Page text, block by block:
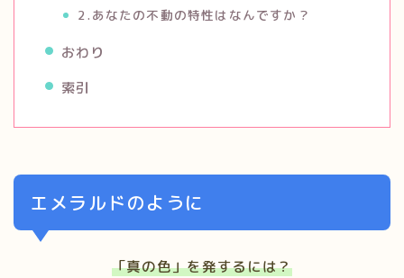
2.あなたの不動の特性はなんですか？
おわり
索引
エメラルドのように
「真の色」を発するには？